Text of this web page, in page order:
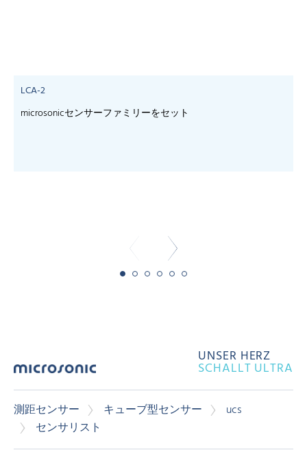
LCA-2
microsonicセンサーファミリーをセット
UNSER HERZ
SCHALLT ULTRA
測距センサー キューブ型センサー
ucs
センサリスト